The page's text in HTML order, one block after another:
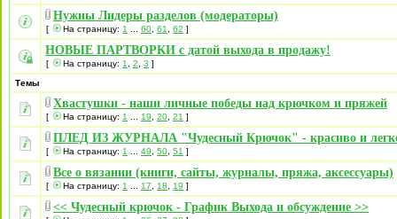
Нужны Лидеры разделов (модераторы)
[ На страницу: 1 60 61 62 ]
НОВЫЕ ПАРТВОРКИ с датой выхода в продажу!
[ На страницу: 1 2 3 ]
Темы
Хвастушки - наши личные победы над крючком и пряжей
[ На страницу: 1 19 20 21 ]
ПЛЕД ИЗ ЖУРНАЛА "Чудесный Крючок" - красиво и
[ На страницу: 1 49 50 51 ]
Все о вязании (книги, сайты, журналы, пряжа, аксессуары)
[ На страницу: 1 17 18 19 ]
<< Чудесный крючок - График Выхода и обсуждение >>